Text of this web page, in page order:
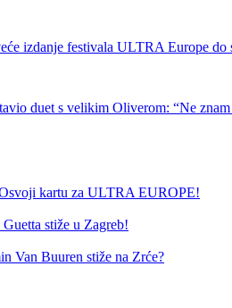
izdanje festivala ULTRA Europe
duet s velikim Oliverom: “Ne
kartu za ULTRA EUROPE!
stiže u Zagreb!
Van Buuren stiže na Zrće?